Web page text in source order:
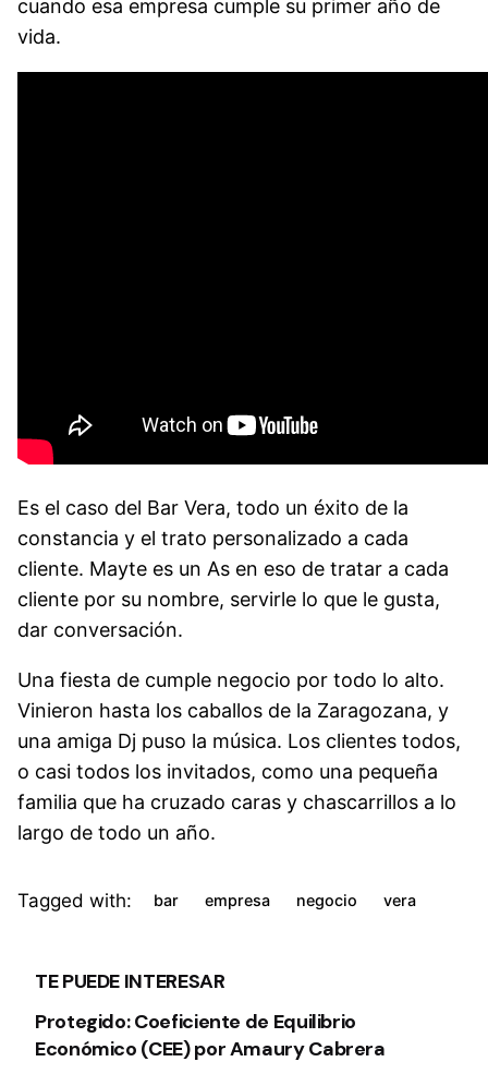
cuando esa empresa cumple su primer año de
vida.
Es el caso del Bar Vera, todo un éxito de la
constancia y el trato personalizado a cada
cliente. Mayte es un As en eso de tratar a cada
cliente por su nombre, servirle lo que le gusta,
dar conversación.
Una fiesta de cumple negocio por todo lo alto.
Vinieron hasta los caballos de la Zaragozana, y
una amiga Dj puso la música. Los clientes todos,
o casi todos los invitados, como una pequeña
familia que ha cruzado caras y chascarrillos a lo
largo de todo un año.
Tagged with: bar empresa negocio vera
TE PUEDE INTERESAR
Protegido: Coeficiente de Equilibrio
Económico (CEE) por Amaury Cabrera